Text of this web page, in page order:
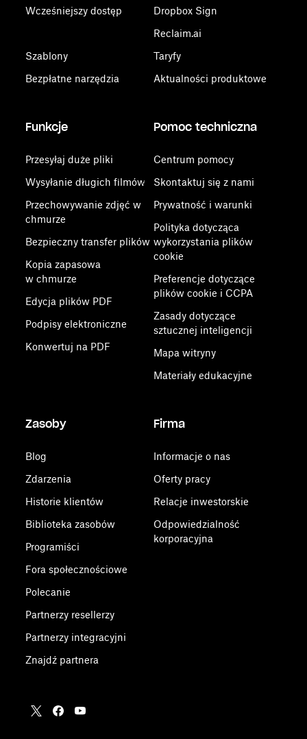
Wcześniejszy dostęp
Szablony
Bezpłatne narzędzia
Dropbox Sign
Reclaim.ai
Taryfy
Aktualności produktowe
Funkcje
Przesyłaj duże pliki
Wysyłanie długich filmów
Przechowywanie zdjęć w
chmurze
Bezpieczny transfer plików
Kopia zapasowa
w chmurze
Edycja plików PDF
Podpisy elektroniczne
Konwertuj na PDF
Pomoc techniczna
Centrum pomocy
Skontaktuj się z nami
Prywatność i warunki
Polityka dotycząca
wykorzystania plików
cookie
Preferencje dotyczące
plików cookie i CCPA
Zasady dotyczące
sztucznej inteligencji
Mapa witryny
Materiały edukacyjne
Zasoby
Blog
Zdarzenia
Historie klientów
Biblioteka zasobów
Programiści
Fora społecznościowe
Polecanie
Partnerzy resellerzy
Partnerzy integracyjni
Znajdź partnera
Firma
Informacje o nas
Oferty pracy
Relacje inwestorskie
Odpowiedzialność
korporacyjna